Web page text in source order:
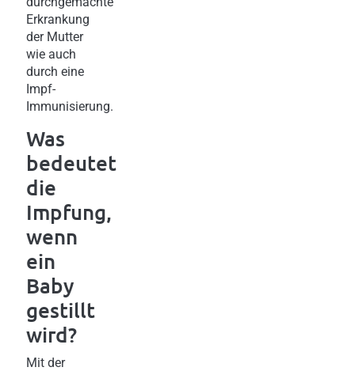
Erkrankung
der Mutter
wie auch
durch eine
Impf-
Immunisierung.
Was
bedeutet
die
Impfung,
wenn
ein
Baby
gestillt
wird?
Mit der